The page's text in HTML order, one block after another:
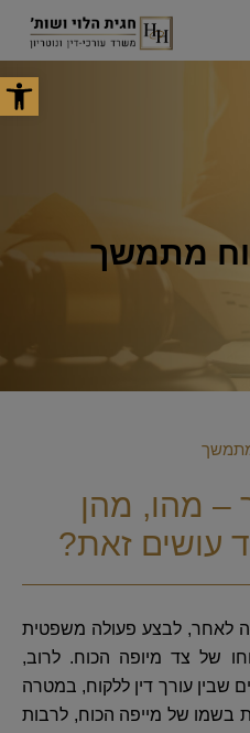
פתח
כוח מתמשך
מתמשך
– מהו, מהן
עושים זאת?
לאחר, לבצע פעולה משפטית
של צד מיופה הכוח. לרוב,
שבין עורך דין ללקוח, במטרה
בשמו של מייפה הכוח, לרבות